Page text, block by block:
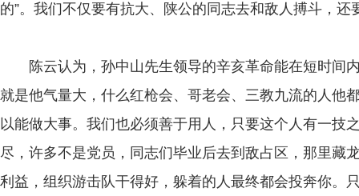
的”。我们不仅要有抗大、陕公的同志去和敌人搏斗，
陈云认为，孙中山先生领导的辛亥革命能在短时间内
就是他气量大，什么红枪会、哥老会、三教九流的人他
以能做大事。我们也必须善于用人，只要这个人有一技
尽，许多不是党员，同志们毕业后去到敌占区，那里藏
利益，组织游击队干得好，躲着的人最终都会投奔你。